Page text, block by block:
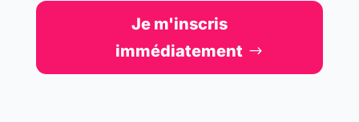
Je m'inscris
immédiatement